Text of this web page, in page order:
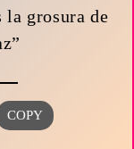
la grosura de